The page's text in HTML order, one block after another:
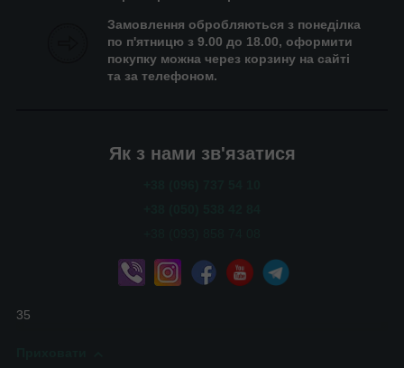
Замовлення обробляються з понеділка
по п'ятницю з 9.00 до 18.00, оформити
покупку можна через корзину на сайті
та за телефоном.
Як з нами зв'язатися
35